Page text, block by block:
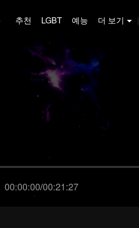
추천 LGBT 예능 더 보기 |